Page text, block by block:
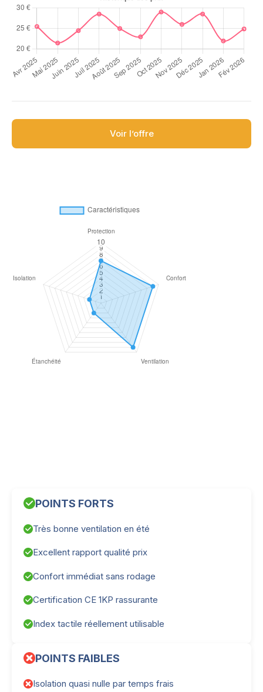
Voir l’offre
POINTS FORTS
Très bonne ventilation en été
Excellent rapport qualité prix
Confort immédiat sans rodage
Certification CE 1KP rassurante
Index tactile réellement utilisable
POINTS FAIBLES
Isolation quasi nulle par temps frais